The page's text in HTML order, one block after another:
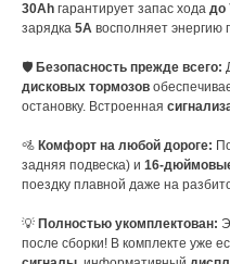
30Ah гарантирует запас хода до
зарядка 5А восполняет энергию
🛡️ Безопасность прежде всего:
дисковых тормозов
остановку. Встроенная
🚵 Комфорт на любой дороге:
задняя подвеска) и 16-
поездку плавной даже на
💡 Полностью укомплектован:
после сборки! В комплекте уже